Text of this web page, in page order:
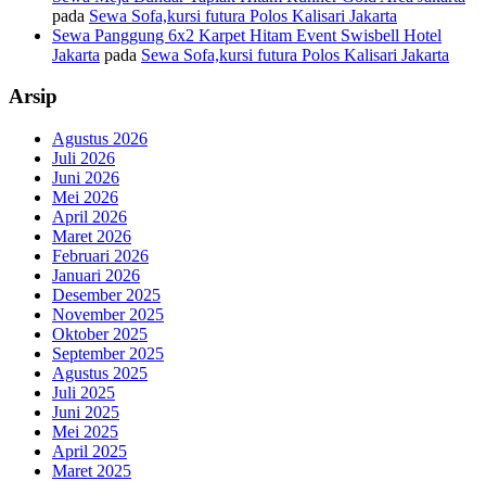
pada Sewa Sofa,kursi futura Polos Kalisari Jakarta
Sewa Panggung 6x2 Karpet Hitam Event Swisbell Hotel
Jakarta pada Sewa Sofa,kursi futura Polos Kalisari Jakarta
Arsip
Agustus 2026
Juli 2026
Juni 2026
Mei 2026
April 2026
Maret 2026
Februari 2026
Januari 2026
Desember 2025
November 2025
Oktober 2025
September 2025
Agustus 2025
Juli 2025
Juni 2025
Mei 2025
April 2025
Maret 2025